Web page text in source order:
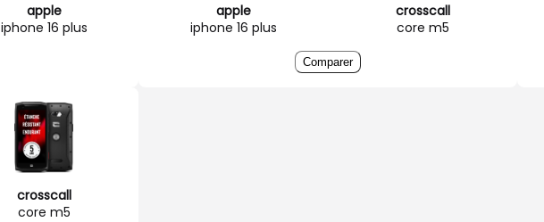
apple
iphone 16 plus
apple
iphone 16 plus
crosscall
core m5
Comparer
crosscall
core m5